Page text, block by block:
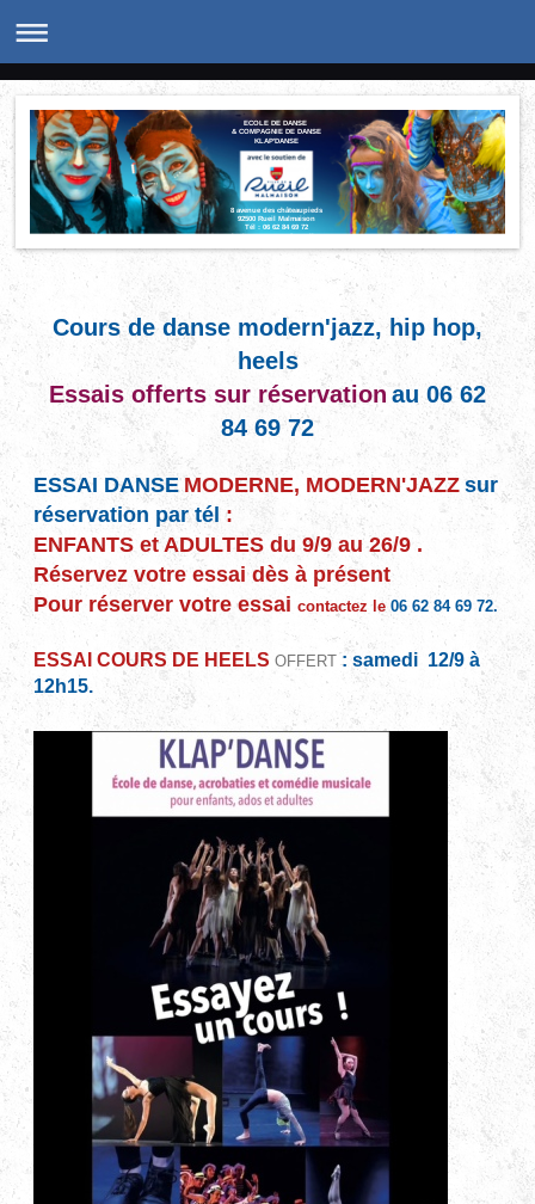
ECOLE DE DANSE
& COMPAGNIE DE DANSE
KLAP'DANSE
8 avenue des châteaupieds
92500 Rueil Malmaison
Tél : 06 62 84 69 72
catherine.angerame@gmail.com
Cours de danse modern'jazz, hip hop,
heels
Essais offerts sur réservation au 06 62
84 69 72
ESSAI DANSE MODERNE, MODERN'JAZZ sur
réservation par tél :
ENFANTS et ADULTES du 9/9 au 26/9 .
Réservez votre essai dès à présent
Pour réserver votre essai contactez le 06 62 84 69 72.
ESSAI COURS DE HEELS OFFERT : samedi 12/9 à
12h15.